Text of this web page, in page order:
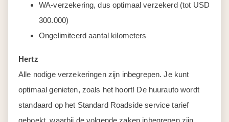
WA-verzekering, dus optimaal verzekerd (tot USD
300.000)
Ongelimiteerd aantal kilometers
Hertz
Alle nodige verzekeringen zijn inbegrepen. Je kunt
optimaal genieten, zoals het hoort! De huurauto wordt
standaard op het Standard Roadside service tarief
geboekt, waarbij de volgende zaken inbegrepen zijn